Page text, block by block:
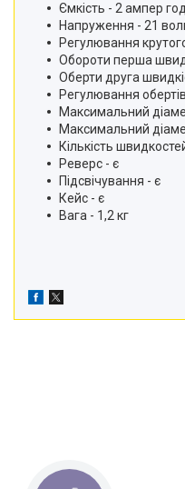
Ємкість - 2 ампер
Напруження - 21
Регулювання
Обороти перша
Оберти друга
Регулювання
Максимальний
Максимальний
Кількість
Реверс - є
Підсвічування - є
Кейс - є
Вага - 1,2 кг